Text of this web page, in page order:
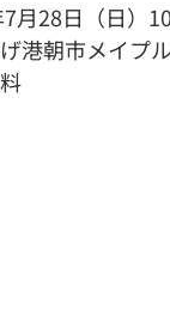
月28日（日）
港朝市メイプ